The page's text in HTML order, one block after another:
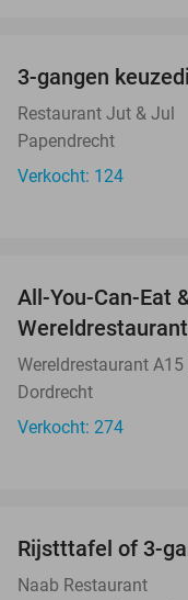
3-gangen
Restaurant Jut & Jul
Papendrecht
Verkocht: 124
All-You-Can-Eat
Wereldrestaurant
Dordrecht
Verkocht: 274
Rijstttafel of 3-
Naab Restaurant